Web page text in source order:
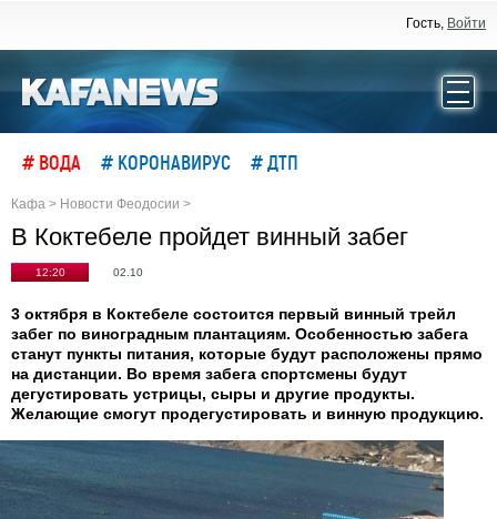
Гость, Войти
# ВОДА # КОРОНАВИРУС # ДТП
Кафа > Новости Феодосии >
В Коктебеле пройдет винный забег
12:20 02.10
3 октября в Коктебеле состоится первый винный трейл
забег по виноградным плантациям. Особенностью забега
станут пункты питания, которые будут расположены прямо
на дистанции. Во время забега спортсмены будут
дегустировать устрицы, сыры и другие продукты.
Желающие смогут продегустировать и винную продукцию.